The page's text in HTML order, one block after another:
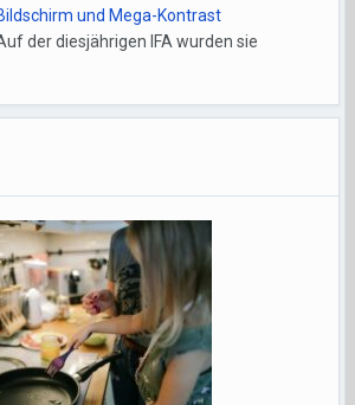
und Mega-Kontrast
der diesjährigen IFA wurden sie